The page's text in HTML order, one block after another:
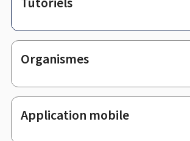
Organismes
Application mobile